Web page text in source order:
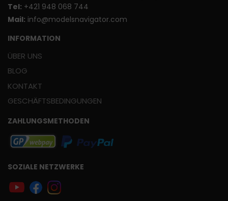
Tel: +421 948 068 744
Mail: info@modelsnavigator.com
INFORMATION
ÜBER UNS
BLOG
KONTAKT
GESCHÄFTSBEDINGUNGEN
ZAHLUNGSMETHODEN
SOZIALE NETZWERKE